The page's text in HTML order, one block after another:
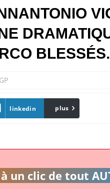
linkedin Email
plus
un clic de tout